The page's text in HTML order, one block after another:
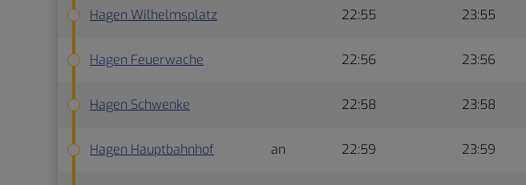
Hagen Wilhelmsplatz
Hagen Feuerwache
Hagen Schwenke
Hagen Hauptbahnhof an
22:55 23:55
22:56 23:56
22:58 23:58
22:59 23:59